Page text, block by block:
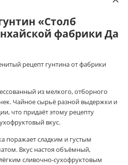
«Столб
фабрики Да
рецепт гунтина от фабрики
из мелкого, отборного
Чайное сырьё разной выдержки и
что придаёт этому рецепту
вкус.
поражает сладким и густым
Вкус настоя объёмный,
сливочно-сухофруктовым